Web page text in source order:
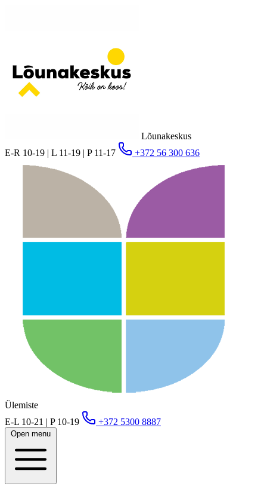
Lõunakeskus
E-R 10-19 | L 11-19 | P 11-17
+372 56 300 636
Ülemiste
E-L 10-21 | P 10-19
+372 5300 8887
Open menu